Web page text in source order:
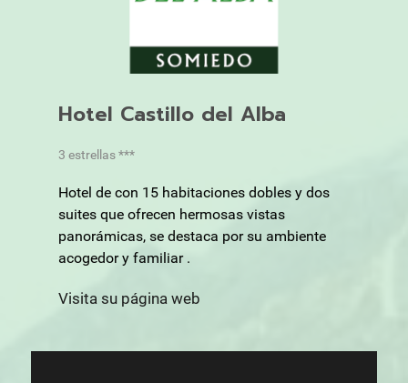
Hotel Castillo del Alba
3 estrellas ***
Hotel de con 15 habitaciones dobles y dos
suites que ofrecen hermosas vistas
panorámicas, se destaca por su ambiente
acogedor y familiar .
Visita su página web